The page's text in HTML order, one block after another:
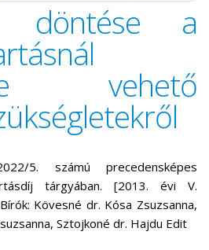
döntése a
vehető
5. számú precedensképes
tárgyában. [2013. évi V.
Kövesné dr. Kósa Zsuzsanna,
Sztojkoné dr. Hajdu Edit